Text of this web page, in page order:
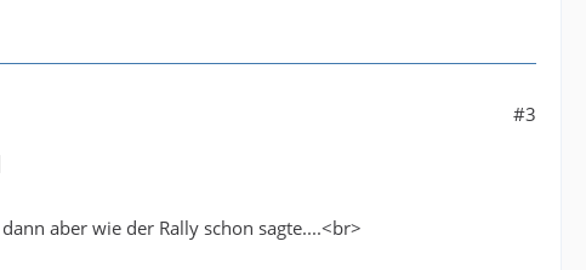
#3
aber wie der Rally schon sagte....<br>